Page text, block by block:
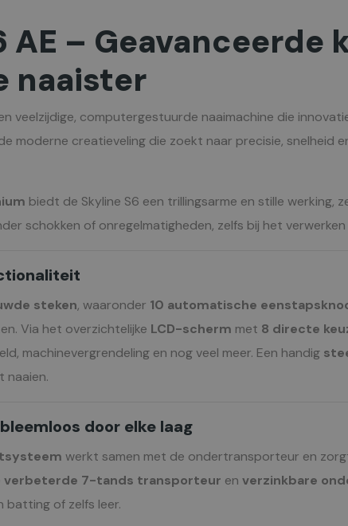
AE –
naaister
veelzijdige, computergestuurde naaimachine die
moderne creatieveling die zoekt naar precisie, snelheid
biedt de Skyline S6 een trillingsarme en stille werking,
schokken of onregelmatigheden, zelfs bij het
steken, waaronder 10 automatische
Via het overzichtelijke LCD-scherm met 8 directe
machinevergrendeling en nog veel meer. Een handig
naaien.
door elke laag
werkt samen met de ondertransporteur en
verbeterde 7-tands transporteur en verzinkbare
batting of zelfs leer.